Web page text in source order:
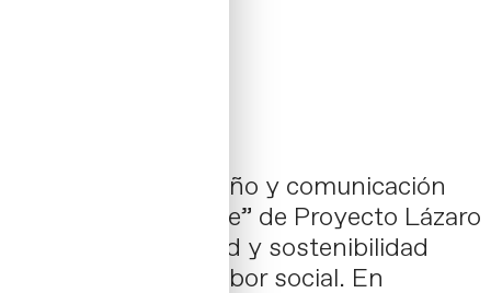
El proyecto de diseño y comunicación
“Ropa Transparente” de Proyecto Lázaro
combina creatividad y sostenibilidad
para visibilizar su labor social. En